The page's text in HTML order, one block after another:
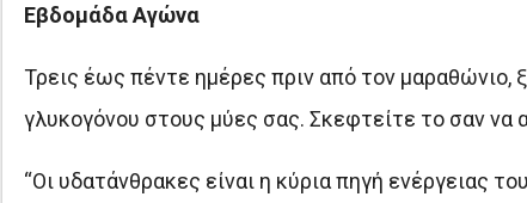
Εβδομάδα Αγώνα
Τρεις έως πέντε ημέρες πριν από τον
γλυκογόνου στους μύες σας. Σκεφτείτε το σαν να
“Οι υδατάνθρακες είναι η κύρια πηγή ενέργειας